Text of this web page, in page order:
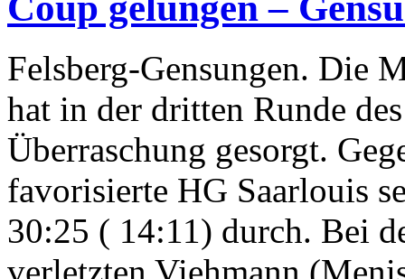
Felsberg-Gensungen. Die
hat in der dritten Runde
Überraschung gesorgt.
favorisierte HG Saarlouis
30:25 ( 14:11) durch. Bei
verletzten Viehmann